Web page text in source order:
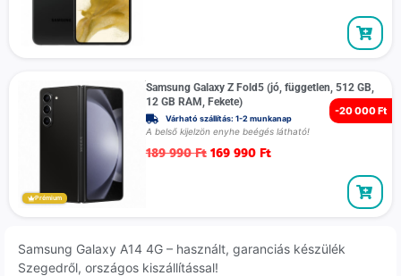
-20 000 Ft
Prémium
Samsung Galaxy Z Fold5 (jó, független, 512 GB,
12 GB RAM, Fekete)
Várható szállítás: 1-2 munkanap
A belső kijelzön enyhe beégés látható!
189 990Ft 169 990 Ft
Samsung Galaxy A14 4G – használt, garanciás készülék
Szegedről, országos kiszállítással!